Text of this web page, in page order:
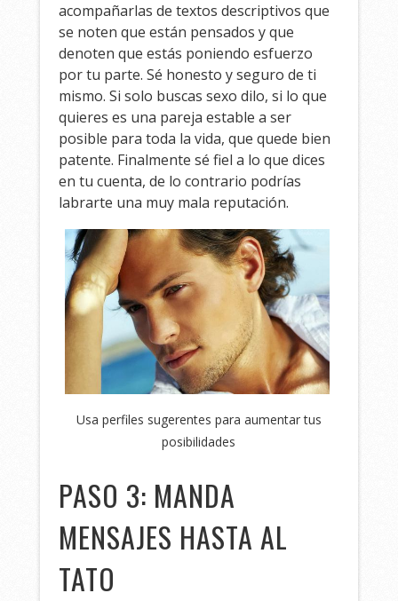
acompañarlas de textos descriptivos que
se noten que están pensados y que
denoten que estás poniendo esfuerzo
por tu parte. Sé honesto y seguro de ti
mismo. Si solo buscas sexo dilo, si lo que
quieres es una pareja estable a ser
posible para toda la vida, que quede bien
patente. Finalmente sé fiel a lo que dices
en tu cuenta, de lo contrario podrías
labrarte una muy mala reputación.
Usa perfiles sugerentes para aumentar tus
posibilidades
PASO 3: MANDA
MENSAJES HASTA AL
TATO